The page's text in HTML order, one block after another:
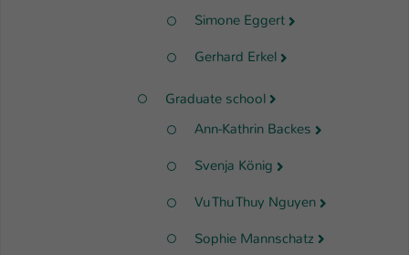
Simone Eggert
Gerhard Erkel
Graduate school
Ann-Kathrin Backes
Svenja König
Vu Thu Thuy Nguyen
Sophie Mannschatz